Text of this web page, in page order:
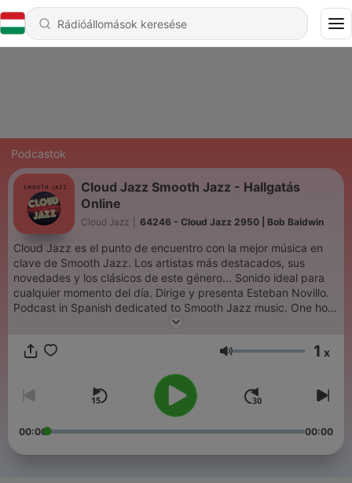
Podcastok
Cloud Jazz Smooth Jazz - Hallgatás
Online
Cloud Jazz 64246 - Cloud Jazz 2950 | Bob Baldwin
Cloud Jazz es el punto de encuentro con la mejor música en
clave de Smooth Jazz. Los artistas más destacados, sus
novedades y los clásicos de este género... Sonido ideal para
cualquier momento del día. Dirige y presenta Esteban Novillo.
Podcast in Spanish dedicated to Smooth Jazz music. One hour
with the best discographic news and classics of the last
Hangerő 1 x
00:00 00:00